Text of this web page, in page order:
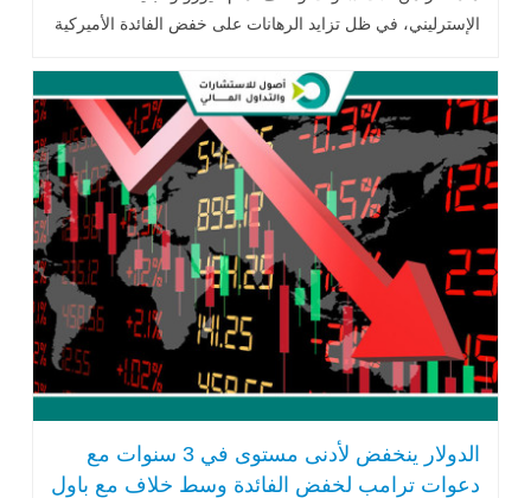
الإسترليني، في ظل تزايد الرهانات على خفض الفائدة الأميركية
الدولار ينخفض لأدنى مستوى في 3 سنوات مع
دعوات ترامب لخفض الفائدة وسط خلاف مع باول